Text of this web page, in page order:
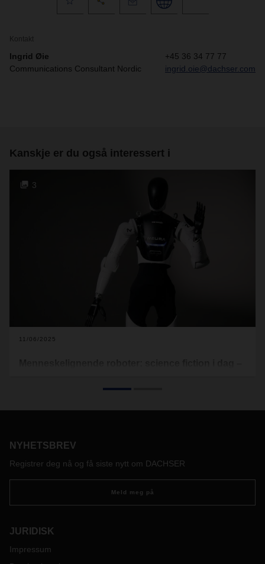
Kontakt
Ingrid Øie
Communications Consultant Nordic
+45 36 34 77 77
ingrid.oie@dachser.com
Kanskje er du også interessert i
3
11/06/2025
fremtiden. Er det mulig å bruke denne teknologien også i
NYHETSBREV
Registrer deg nå og få siste nytt om DACHSER
Meld meg på
JURIDISK
Impressum